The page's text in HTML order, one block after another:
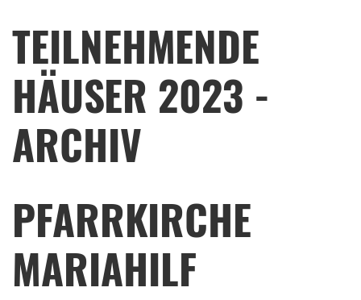
TEILNEHMENDE
HÄUSER 2023 -
ARCHIV
PFARRKIRCHE
MARIAHILF